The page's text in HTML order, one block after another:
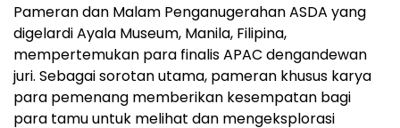
Pameran dan Malam Penganugerahan ASDA yang
digelardi Ayala Museum, Manila, Filipina,
mempertemukan para finalis APAC dengandewan
juri. Sebagai sorotan utama, pameran khusus karya
para pemenang memberikan kesempatan bagi
para tamu untuk melihat dan mengeksplorasi